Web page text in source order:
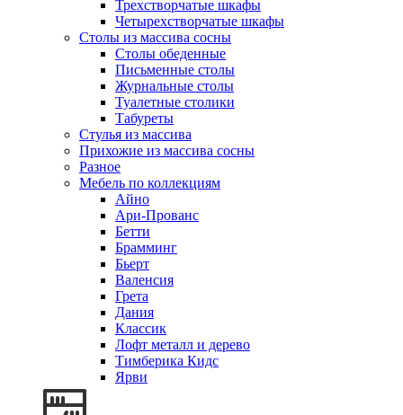
Трехстворчатые шкафы
Четырехстворчатые шкафы
Столы из массива сосны
Столы обеденные
Письменные столы
Журнальные столы
Туалетные столики
Табуреты
Стулья из массива
Прихожие из массива сосны
Разное
Мебель по коллекциям
Айно
Ари-Прованс
Бетти
Брамминг
Бьерт
Валенсия
Грета
Дания
Классик
Лофт металл и дерево
Тимберика Кидс
Ярви